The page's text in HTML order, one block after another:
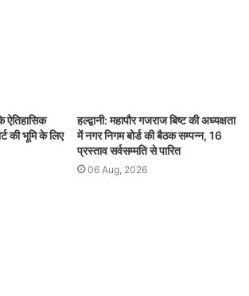
ऐतिहासिक
की भूमि के लिए
हल्द्वानी: महापौर गजराज बिष्ट की अध्यक्षता
में नगर निगम बोर्ड की बैठक सम्पन्न, 16
प्रस्ताव सर्वसम्मति से पारित
06 Aug, 2026